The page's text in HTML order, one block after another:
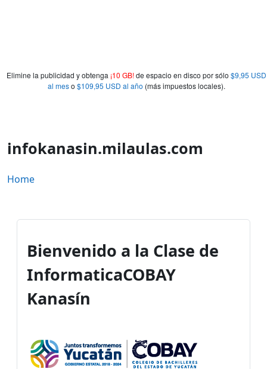
Elimine la publicidad y obtenga ¡10 GB!de espacio en disco por sólo $9,95 USD
al meso $109,95 USD al año (más impuestos locales).
infokanasin.milaulas.com
Home
Bienvenido a la Clase de
InformaticaCOBAY
Kanasín